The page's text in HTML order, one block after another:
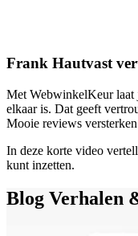
Frank Hautvast
Met WebwinkelKeur laat
elkaar is. Dat geeft
Mooie reviews
In deze korte video
kunt inzetten.
Blog Verhalen